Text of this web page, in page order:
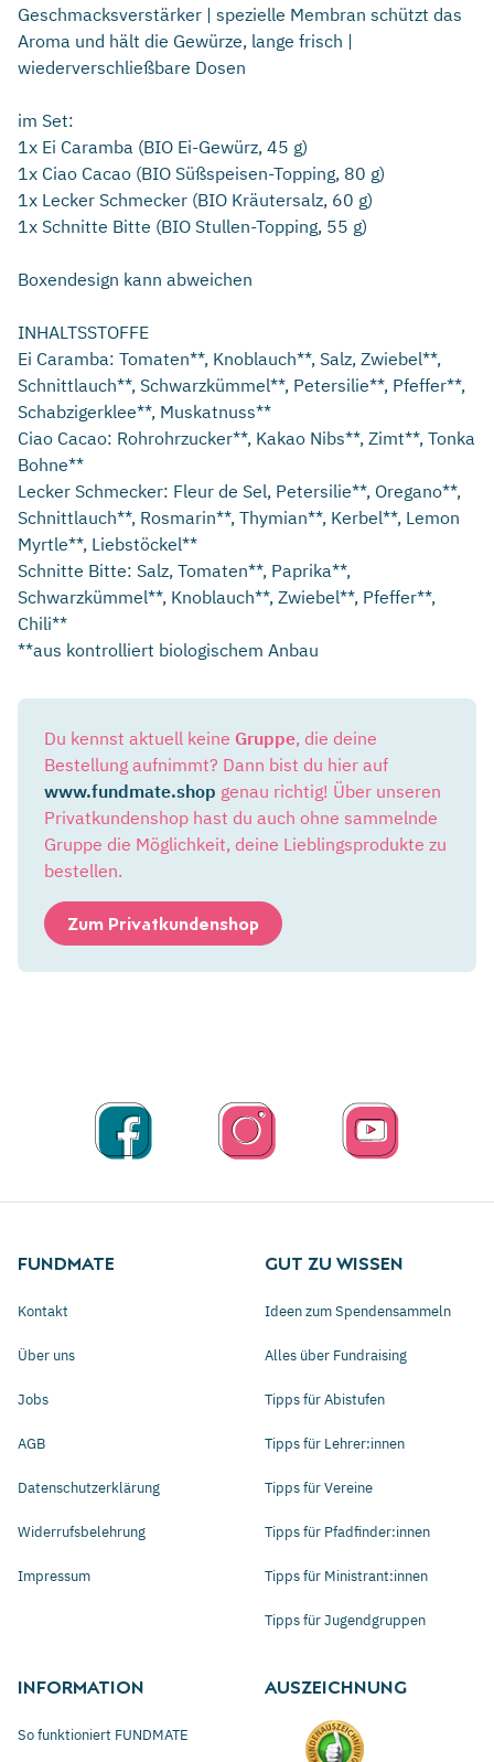
Geschmacksverstärker | spezielle Membran schützt das
Aroma und hält die Gewürze, lange frisch |
wiederverschließbare Dosen
im Set:
1x Ei Caramba (BIO Ei-Gewürz, 45 g)
1x Ciao Cacao (BIO Süßspeisen-Topping, 80 g)
1x Lecker Schmecker (BIO Kräutersalz, 60 g)
1x Schnitte Bitte (BIO Stullen-Topping, 55 g)
Boxendesign kann abweichen
INHALTSSTOFFE
Ei Caramba: Tomaten**, Knoblauch**, Salz, Zwiebel**,
Schnittlauch**, Schwarzkümmel**, Petersilie**, Pfeffer**,
Schabzigerklee**, Muskatnuss**
Ciao Cacao: Rohrohrzucker**, Kakao Nibs**, Zimt**, Tonka
Bohne**
Lecker Schmecker: Fleur de Sel, Petersilie**, Oregano**,
Schnittlauch**, Rosmarin**, Thymian**, Kerbel**, Lemon
Myrtle**, Liebstöckel**
Schnitte Bitte: Salz, Tomaten**, Paprika**,
Schwarzkümmel**, Knoblauch**, Zwiebel**, Pfeffer**,
Chili**
**aus kontrolliert biologischem Anbau
Du kennst aktuell keine Gruppe, die deine
Bestellung aufnimmt? Dann bist du hier auf
www.fundmate.shop genau richtig! Über unseren
Privatkundenshop hast du auch ohne sammelnde
Gruppe die Möglichkeit, deine Lieblingsprodukte zu
bestellen.
Zum Privatkundenshop
FUNDMATE
Kontakt
Über uns
Jobs
AGB
Datenschutzerklärung
Widerrufsbelehrung
Impressum
GUT ZU WISSEN
Ideen zum Spendensammeln
Alles über Fundraising
Tipps für Abistufen
Tipps für Lehrer:innen
Tipps für Vereine
Tipps für Pfadfinder:innen
Tipps für Ministrant:innen
Tipps für Jugendgruppen
INFORMATION
So funktioniert FUNDMATE
AUSZEICHNUNG